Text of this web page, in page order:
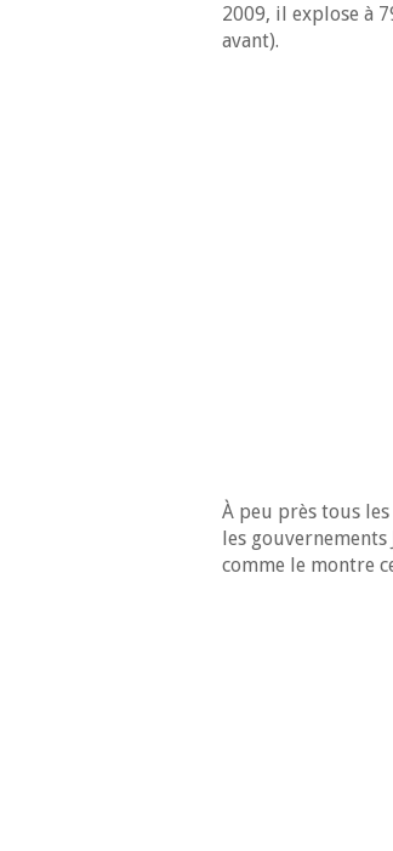
2009, il explose à
avant).
À peu près tous
les
comme le montre